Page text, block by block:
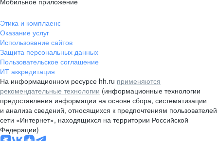
Этика и комплаенс
Оказание услуг
Использование сайтов
Защита персональных данных
Пользовательское соглашение
ИТ аккредитация
На информационном ресурсе hh.ru применяются
рекомендательные технологии (информационные технологии
предоставления информации на основе сбора, систематизации
и анализа сведений, относящихся к предпочтениям пользователей
сети «Интернет», находящихся на территории Российской
Федерации)